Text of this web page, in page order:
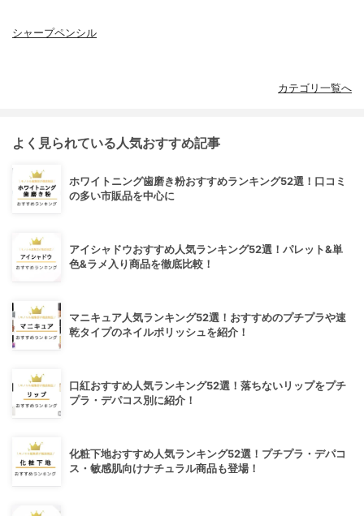
シャープペンシル
カテゴリ一覧へ
よく見られている人気おすすめ記事
ホワイトニング歯磨き粉おすすめランキング52選！口コミ
の多い市販品を中心に
アイシャドウおすすめ人気ランキング52選！パレット&単
色&ラメ入り商品を徹底比較！
マニキュア人気ランキング52選！おすすめのプチプラや速
乾タイプのネイルポリッシュを紹介！
口紅おすすめ人気ランキング52選！落ちないリップをプチ
プラ・デパコス別に紹介！
化粧下地おすすめ人気ランキング52選！プチプラ・デパコ
ス・敏感肌向けナチュラル商品も登場！